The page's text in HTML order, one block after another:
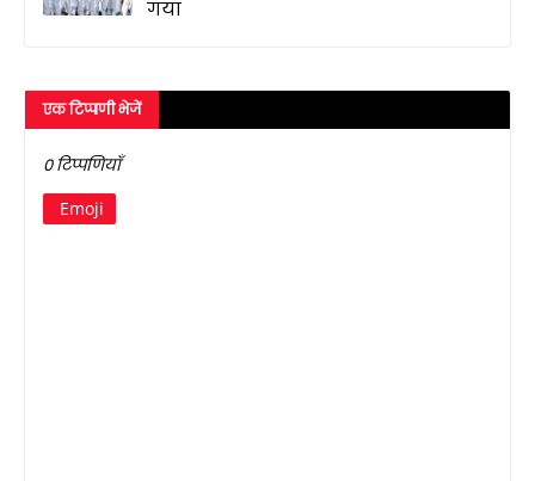
गया
एक टिप्पणी भेजें
0 टिप्पणियाँ
Emoji